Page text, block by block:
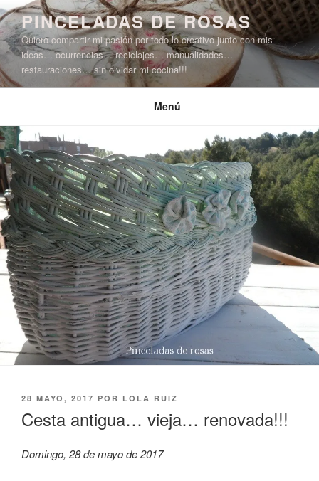
Saltar
al
contenido
PINCELADAS DE ROSAS
Quiero compartir mi pasión por todo lo creativo junto con mis
ideas… ocurrencias… reciclajes… manualidades…
restauraciones… sin olvidar mi cocina!!!
Menú
PUBLICADO
28 MAYO, 2017 POR LOLA RUIZ
Cesta antigua… vieja… renovada!!!
Domingo, 28 de mayo de 2017